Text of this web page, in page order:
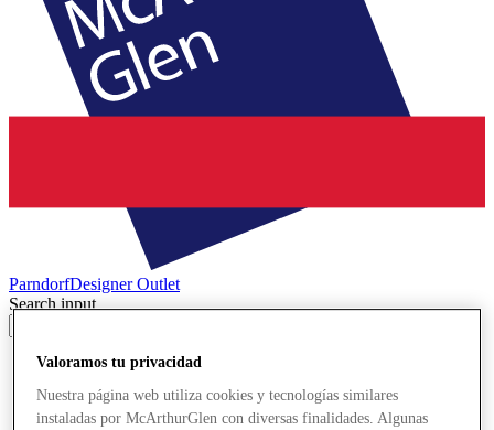
ParndorfDesigner Outlet
Search input
Valoramos tu privacidad
Nuestra página web utiliza cookies y tecnologías similares
instaladas por McArthurGlen con diversas finalidades. Algunas